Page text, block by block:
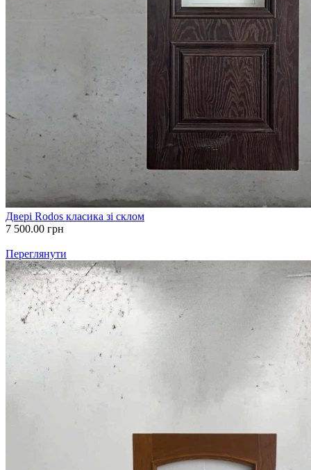
Двері Rodos класика зі склом
7 500.00 грн
Переглянути